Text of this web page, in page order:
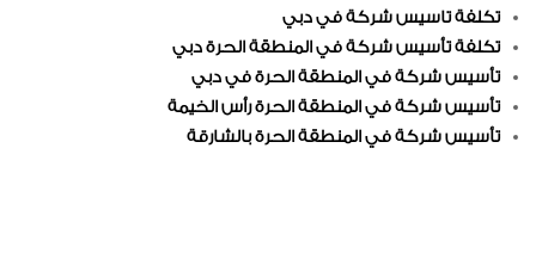
تكلفة تاسيس شركة في دبي
تكلفة تأسيس شركة في المنطقة الحرة دبي
تأسيس شركة في المنطقة الحرة في دبي
تأسيس شركة في المنطقة الحرة رأس الخيمة
تأسيس شركة في المنطقة الحرة بالشارقة